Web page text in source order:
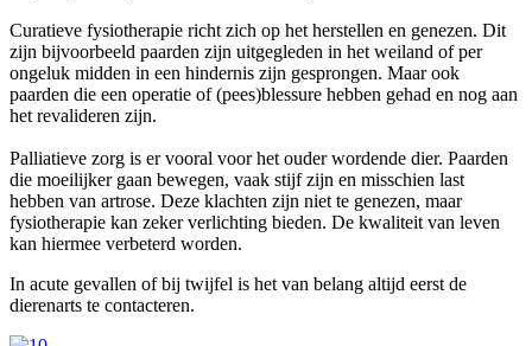
Curatieve fysiotherapie richt zich op het herstellen en genezen. Dit
zijn bijvoorbeeld paarden zijn uitgegleden in het weiland of per
ongeluk midden in een hindernis zijn gesprongen. Maar ook
paarden die een operatie of (pees)blessure hebben gehad en nog aan
het revalideren zijn.
Palliatieve zorg is er vooral voor het ouder wordende dier. Paarden
die moeilijker gaan bewegen, vaak stijf zijn en misschien last
hebben van artrose. Deze klachten zijn niet te genezen, maar
fysiotherapie kan zeker verlichting bieden. De kwaliteit van leven
kan hiermee verbeterd worden.
In acute gevallen of bij twijfel is het van belang altijd eerst de
dierenarts te contacteren.